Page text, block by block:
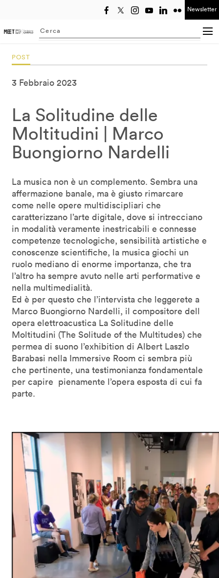
Newsletter
Searching...
POST
3 Febbraio 2023
La Solitudine delle
Moltitudini | Marco
Buongiorno Nardelli
La musica non è un complemento. Sembra una
affermazione banale, ma è giusto rimarcare
come nelle opere multidiscipliari che
caratterizzano l’arte digitale, dove si intrecciano
in modalità veramente inestricabili e connesse
competenze tecnologiche, sensibilità artistiche e
conoscenze scientifiche, la musica giochi un
ruolo mediano di enorme importanza, che tra
l’altro ha sempre avuto nelle arti performative e
nella multimedialità.
Ed è per questo che l’intervista che leggerete a
Marco Buongiorno Nardelli, il compositore dell
opera elettroacustica La Solitudine delle
Moltitudini (The Solitude of the Multitudes) che
permea di suono l’exhibition di Albert Laszlo
Barabasi nella Immersive Room ci sembra più
che pertinente, una testimonianza fondamentale
per capire pienamente l’opera esposta di cui fa
parte.